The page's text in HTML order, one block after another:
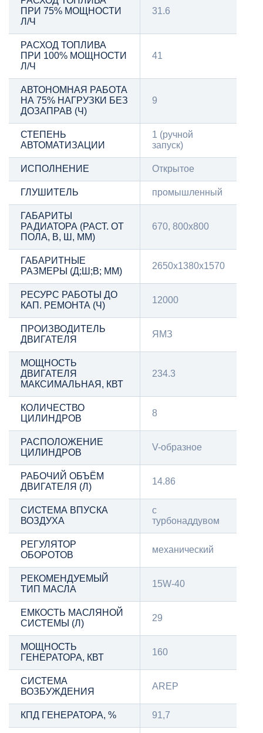
ПРИ 75% МОЩНОСТИ
Л/Ч
31.6
РАСХОД ТОПЛИВА
ПРИ 100% МОЩНОСТИ
Л/Ч
41
АВТОНОМНАЯ РАБОТА
НА 75% НАГРУЗКИ БЕЗ
ДОЗАПРАВ (Ч)
9
СТЕПЕНЬ
АВТОМАТИЗАЦИИ
1 (ручной
запуск)
ИСПОЛНЕНИЕ Открытое
ГЛУШИТЕЛЬ промышленный
ГАБАРИТЫ
РАДИАТОРА (РАСТ. ОТ
ПОЛА, В, Ш, ММ)
670, 800х800
ГАБАРИТНЫЕ
РАЗМЕРЫ (Д;Ш;В; ММ)
2650x1380x1570
РЕСУРС РАБОТЫ ДО
КАП. РЕМОНТА (Ч)
12000
ПРОИЗВОДИТЕЛЬ
ДВИГАТЕЛЯ
ЯМЗ
МОЩНОСТЬ
ДВИГАТЕЛЯ
МАКСИМАЛЬНАЯ, КВТ
234.3
КОЛИЧЕСТВО
ЦИЛИНДРОВ
8
РАСПОЛОЖЕНИЕ
ЦИЛИНДРОВ
V-образное
РАБОЧИЙ ОБЪЁМ
ДВИГАТЕЛЯ (Л)
14.86
СИСТЕМА ВПУСКА
ВОЗДУХА
с
турбонаддувом
РЕГУЛЯТОР
ОБОРОТОВ
механический
РЕКОМЕНДУЕМЫЙ
ТИП МАСЛА
15W-40
ЕМКОСТЬ МАСЛЯНОЙ
СИСТЕМЫ (Л)
29
МОЩНОСТЬ
ГЕНЕРАТОРА, КВТ
160
СИСТЕМА
ВОЗБУЖДЕНИЯ
AREP
КПД ГЕНЕРАТОРА, % 91,7